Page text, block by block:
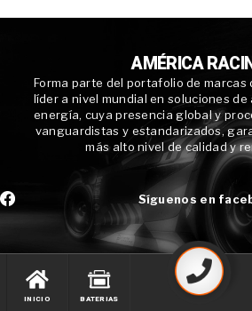
AMÉRICA
Forma parte del portafolio de marcas
líder a nivel mundial en soluciones
energía, cuya presencia global y
vanguardistas y estandarizados,
más alto nivel de calidad y
Síguenos en
INICIO BATERIAS